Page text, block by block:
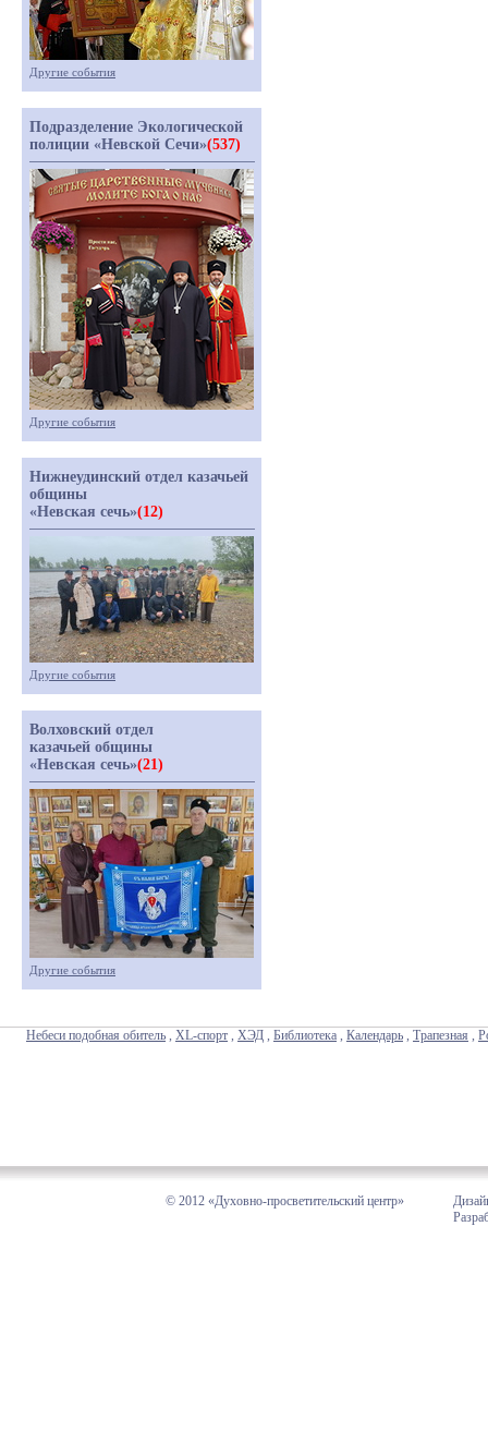
Другие события
Подразделение Экологической
полиции «Невской Сечи»(537)
Другие события
Нижнеудинский отдел казачьей
общины
«Невская сечь»(12)
Другие события
Волховский отдел
казачьей общины
«Невская сечь»(21)
Другие события
Небеси подобная обитель , XL-спорт , ХЭД , Библиотека , Календарь , Трапезная ,
© 2012 «Духовно-просветительский центр»